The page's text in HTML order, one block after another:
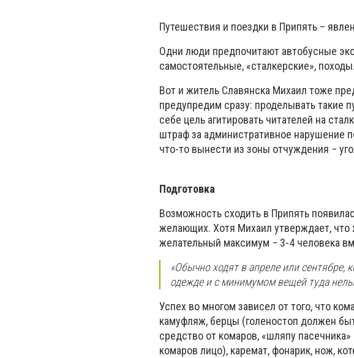
Путешествия и поездки в Припять –
Одни люди предпочитают автобусные
самостоятельные, «сталкерские», походы.
Вот и житель Славянска Михаил тоже
предупредим сразу: проделывать такие
себе цель агитировать читателей на
штраф за административное нарушение
что-то вынести из зоны отчуждения −
Подготовка
Возможность сходить в Припять
желающих. Хотя Михаил утверждает, что
желательный максимум − 3-4 человека
«Обычно ходят в апреле или сентябре,
одежде и с минимумом вещей туда
Успех во многом зависел от того, что
камуфляж, берцы (голеностоп должен
средство от комаров, «шляпу
комаров лицо), каремат, фонарик, нож,